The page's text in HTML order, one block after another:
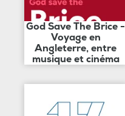
God Save The Brice -
Voyage en
Angleterre, entre
musique et cinéma